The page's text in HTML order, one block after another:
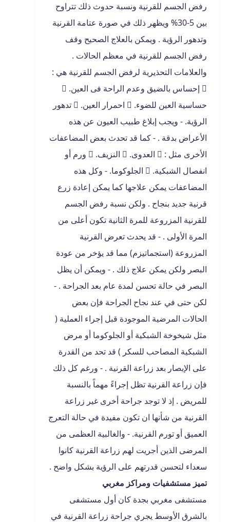
رفض الجسم للقرنية ونسبة حدوث ذلك تتراوح
بين 5-30% ويظهر ذلك في صورة عتامة القرنية
وتدهور الرؤية . ويمكن بالعلاج الصحيح وقف
رفض الجسم للقرنية في معظم الحالات .
والعلامات التحذيرية لرفض الجسم للقرنية هي :
 إحساس بالضيق وعدم الراحة فى العين. 
حساسية العين للضوء.  احمرار العين.  تدهور
الرؤية. - ويجب إبلاغ طبيب العيون عن هذه
الأعراض بدقة . - كما قد تحدث بعض المضاعفات
الأخرى مثل :  العدوى.  النزيف.  ورم أو
انفصال الشبكية.  الجلوكوما. - وكل هذه
المضاعفات يمكن علاجها كما يمكن إعادة زرع
قرنية جديد بنجاح . ولكن نسبة رفض الجسم
للقرنية المزروعة للمرة الثانية تكون أعلى من
المرة الأولى . - قد يحدث تعرض القرنية
المزروعة (استجماتيزم) مما قد يؤخر من عودة
البصر ولكن يمكن علاج ذلك . - ويمكن أن يظل
البصر في حالة تحسن لمدة عام بعد الجراحة . -
لكن حتى في عند نجاح الجراحة فإن بعض
الحالات المرضية الموجودة قبل إجراء العملية (
مثل شيخوخة الشبكية أو الجلوكوما أو مرض
الشبكية المصاحب للسكر ) قد تحد من القدرة
على الإبصار بعد زراعة القرنية . - ورغم كل ذلك
فإن زراعة القرنية تظل إجراءً مهماً بالنسبة
للمريض . إذ لا توجد جراحة أخرى غير زراعة
القرنية من شأنها ان تكون مفيدة في حالة التعرج
العميق أو تورم القرنية. - والغالبية العظمى من
المرضى الذين أجريت لهم زراعة القرنية كانوا
سعداء لتحسن قدرتهم على الرؤية بشكل واضح .
تميز مستشفيات ومراكز مغربي
مستشفى مغربي بجدة كان أول مستشفى
بالشرق الأوسط يجري جراحة زراعة القرنية في